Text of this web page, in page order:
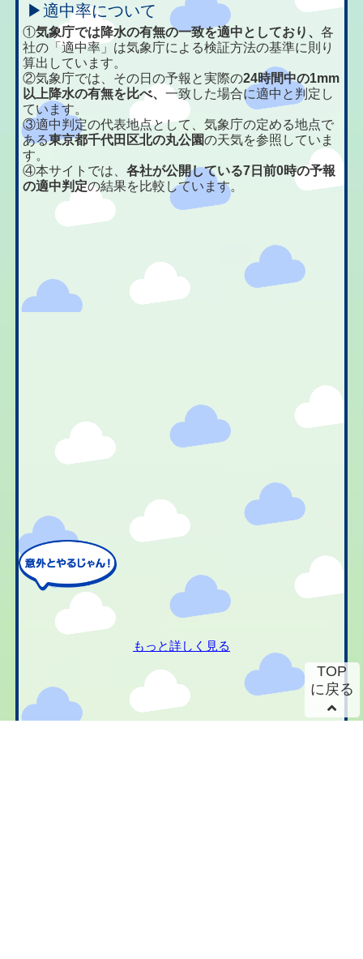
▶適中率について
①気象庁では降水の有無の一致を適中としており、各
社の「適中率」は気象庁による検証方法の基準に則り
算出しています。
②気象庁では、その日の予報と実際の24時間中の1mm
以上降水の有無を比べ、一致した場合に適中と判定し
ています。
③適中判定の代表地点として、気象庁の定める地点で
ある東京都千代田区北の丸公園の天気を参照していま
す。
④本サイトでは、各社が公開している7日前0時の予報
の適中判定の結果を比較しています。
もっと詳しく見る
TOP
に戻る